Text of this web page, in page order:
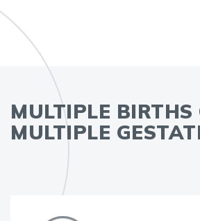
MULTIPLE BIRTHS
MULTIPLE